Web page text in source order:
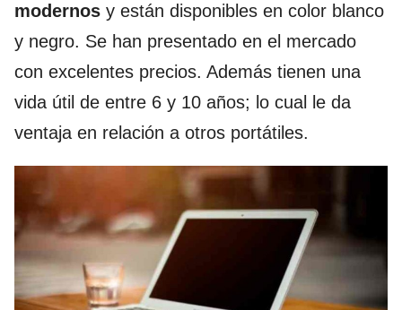
modernos y están disponibles en color blanco
y negro. Se han presentado en el mercado
con excelentes precios. Además tienen una
vida útil de entre 6 y 10 años; lo cual le da
ventaja en relación a otros portátiles.